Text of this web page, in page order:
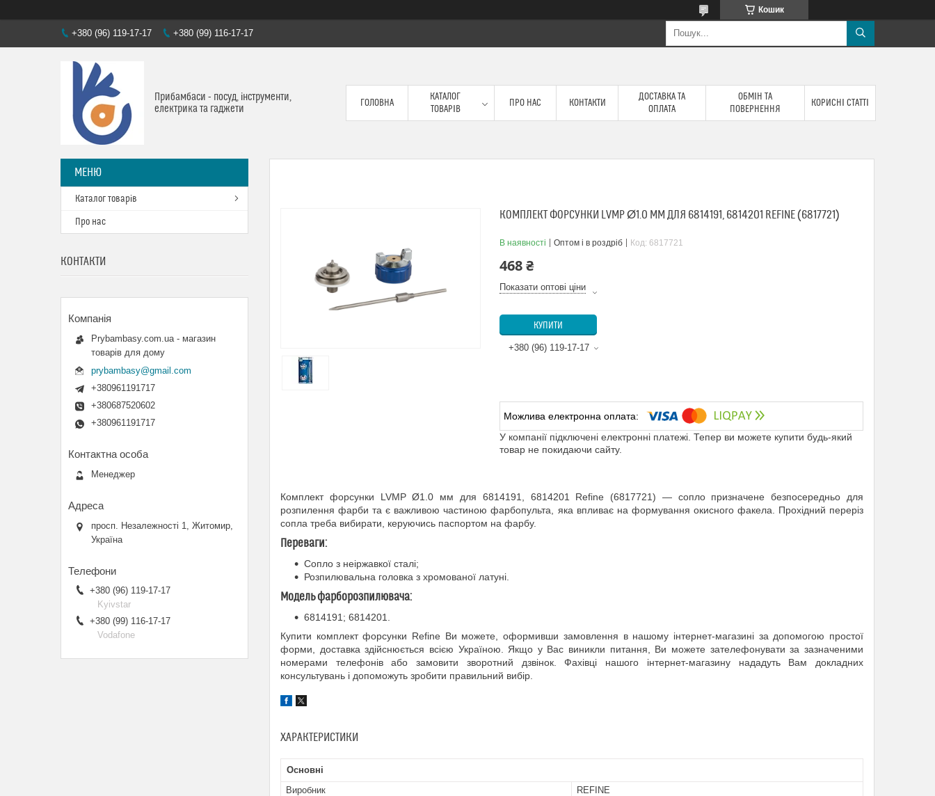
Кошик
+380 (96) 119-17-17 +380 (99) 116-17-17
Прибамбаси - посуд, інструменти,
електрика та гаджети
ГОЛОВНА
КАТАЛОГ
ТОВАРІВ
ПРО НАС КОНТАКТИ
ДОСТАВКА ТА
ОПЛАТА
ОБМІН ТА
ПОВЕРНЕННЯ
КОРИСНІ СТАТТІ
КОМПЛЕКТ ФОРСУНКИ LVMP Ø1.0 ММ ДЛЯ 6814191, 6814201 REFINE (6817721)
В наявності Оптом і в роздріб Код: 6817721
468 ₴
Показати оптові ціни
КУПИТИ
+380 (96) 119-17-17
У компанії підключені електронні платежі. Тепер ви можете купити будь-який
товар не покидаючи сайту.
Комплект форсунки LVMP Ø1.0 мм для 6814191, 6814201 Refine (6817721) — сопло призначене безпосередньо для
розпилення фарби та є важливою частиною фарбопульта, яка впливає на формування окисного факела. Прохідний переріз
сопла треба вибирати, керуючись паспортом на фарбу.
Переваги:
Сопло з неіржавкої сталі;
Розпилювальна головка з хромованої латуні.
Модель фарборозпилювача:
6814191; 6814201.
Купити комплект форсунки Refine Ви можете, оформивши замовлення в нашому інтернет-магазині за допомогою простої
форми, доставка здійснюється всією Україною. Якщо у Вас виникли питання, Ви можете зателефонувати за зазначеними
номерами телефонів або замовити зворотний дзвінок. Фахівці нашого інтернет-магазину нададуть Вам докладних
консультувань і допоможуть зробити правильний вибір.
ХАРАКТЕРИСТИКИ
Основні
Виробник
REFINE
Каталог товарів
Про нас
КОНТАКТИ
Prybambasy.com.ua - магазин
товарів для дому
prybambasy@gmail.com
+380961191717
+380687520602
+380961191717
Менеджер
просп. Незалежності 1, Житомир,
Україна
+380 (96) 119-17-17
Kyivstar
+380 (99) 116-17-17
Vodafone